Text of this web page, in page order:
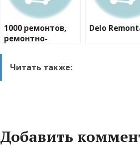
1000 ремонтов,
ремонтно-
Delo
Читать также:
Добавить